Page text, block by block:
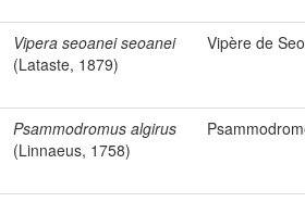
Vipera seoanei seoanei
(Lataste, 1879)
Vipère de
Psammodromus algirus
(Linnaeus, 1758)